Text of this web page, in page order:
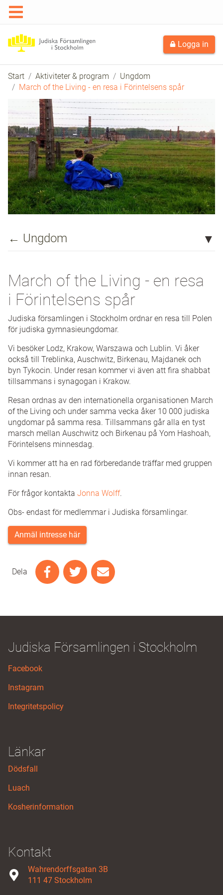
Logga in
Start Aktiviteter & program
Ungdom
March of the Living - en resa i Förintelsens spår
← Ungdom
Noam ungdomsförening
NyaJF - pubar & fester
Andra ungdomsprogram
Evenemang för ungdomar
BBYO
March of the Living - en resa
i Förintelsens spår
Judiska församlingen i Stockholm ordnar en resa till Polen
för judiska gymnasieungdomar.
Vi besöker Lodz, Krakow, Warszawa och Lublin. Vi åker
också till Treblinka, Auschwitz, Birkenau, Majdanek och
byn Tykocin. Under resan kommer vi även att fira shabbat
tillsammans i synagogan i Krakow.
Resan ordnas av den internationella organisationen March
of the Living och under samma vecka åker 10 000 judiska
ungdomar på samma resa. Tillsammans går alla en tyst
marsch mellan Auschwitz och Birkenau på Yom Hashoah,
Förintelsens minnesdag.
Vi kommer att ha en rad förberedande träffar med gruppen
innan resan.
För frågor kontakta Jonna Wolff.
Obs- endast för medlemmar i Judiska församlingar.
Anmäl intresse här
Dela
Judiska Församlingen i Stockholm
Facebook
Instagram
Integritetspolicy
Länkar
Dödsfall
Luach
Kosherinformation
Kontakt
Wahrendorffsgatan 3B
111 47 Stockholm